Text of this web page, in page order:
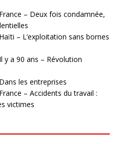
– Deux fois condamnée,
– L’exploitation sans bornes
y a 90 ans – Révolution
les entreprises
– Accidents du travail :
victimes